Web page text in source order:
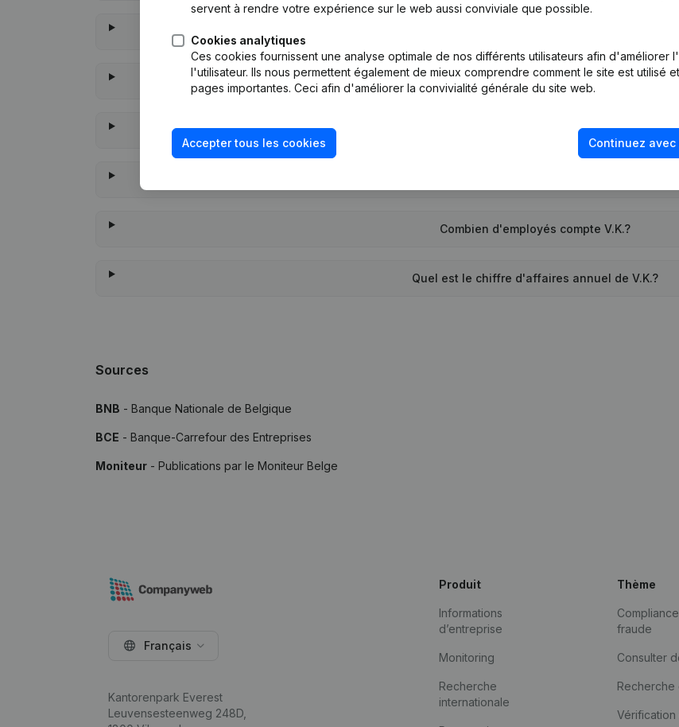
Quand la société V.K. a-t-elle été créée?
Quelle est l'adresse de V.K.?
Combien d'employés compte V.K.?
Quel est le chiffre d'affaires annuel de V.K.?
Sources
BNB - Banque Nationale de Belgique
BCE - Banque-Carrefour des Entreprises
Moniteur - Publications par le Moniteur Belge
servent à rendre votre expérience sur le web aussi conviviale que possible.
Cookies analytiques
Ces cookies fournissent une analyse optimale de nos différents utilisateurs afin d'améliorer
l'utilisateur. Ils nous permettent également de mieux comprendre comment le site est utilisé
pages importantes. Ceci afin d'améliorer la convivialité générale du site web.
Accepter tous les cookies Continuez
Français
Kantorenpark Everest
Leuvensesteenweg 248D,
Produit
Informations
d’entreprise
Monitoring
Recherche
internationale
Thème
fraude
Consulter
Recherche